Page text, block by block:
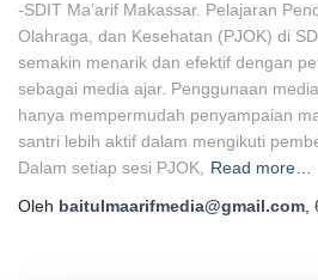
-SDIT Ma’arif Makassar. Pelajaran
Olahraga, dan Kesehatan (PJOK) di
semakin menarik dan efektif dengan
sebagai media ajar. Penggunaan
hanya mempermudah penyampaian
santri lebih aktif dalam mengikuti
Dalam setiap sesi PJOK, Read more…
Oleh baitulmaarifmedia@gmail.com,